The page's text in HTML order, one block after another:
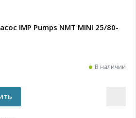
IMP Pumps NMT MINI 25/80-
В наличии